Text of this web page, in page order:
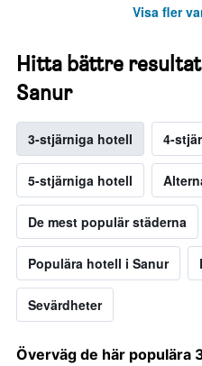
Visa fler
Hitta bättre
Sanur
3-stjärniga hotell 4-
5-stjärniga hotell
De mest populär städerna
Populära hotell i Sanur
Sevärdheter
Överväg de här populära